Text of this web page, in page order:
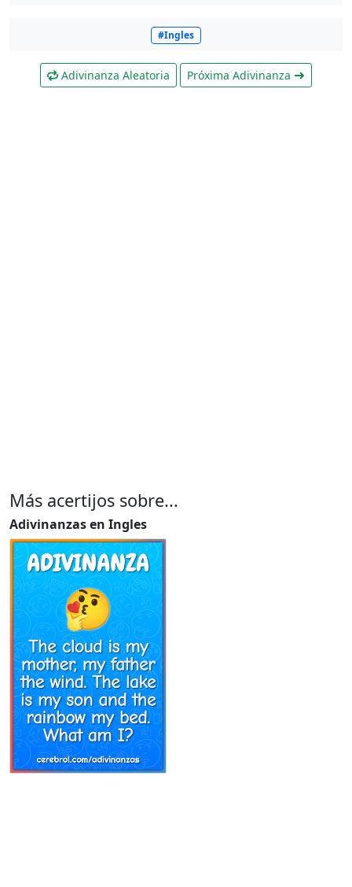
#Ingles
Adivinanza Aleatoria Próxima Adivinanza
Más acertijos sobre...
Adivinanzas en Ingles